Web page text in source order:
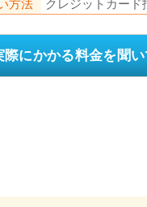
方法 クレジットカード
際にかかる料金を聞